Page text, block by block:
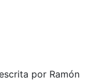
por Ramón